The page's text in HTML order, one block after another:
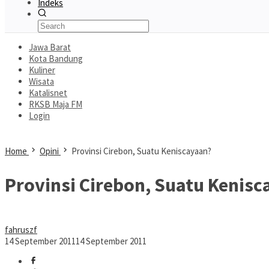
Indeks
Jawa Barat
Kota Bandung
Kuliner
Wisata
Katalisnet
RKSB Maja FM
Login
Home Opini Provinsi Cirebon, Suatu Keniscayaan?
Provinsi Cirebon, Suatu
fahruszf
14 September 201114 September 2011